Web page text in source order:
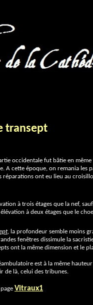
transept
occidentale fut bâtie en
A cette époque, on remania
ont eu lieu au
à trois étages que la nef,
à deux étages que le
, la profondeur semble moins
fenêtres dissimule la
ont la même dimension et le
est à la même
de là, celui des tribunes.
Vitraux1